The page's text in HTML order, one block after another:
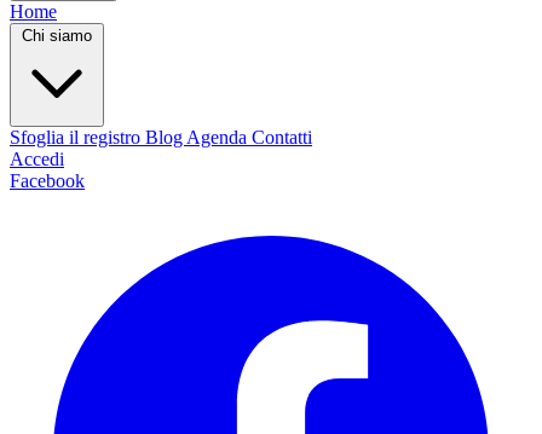
Home
Chi siamo
Sfoglia il registro Blog Agenda Contatti
Accedi
Facebook